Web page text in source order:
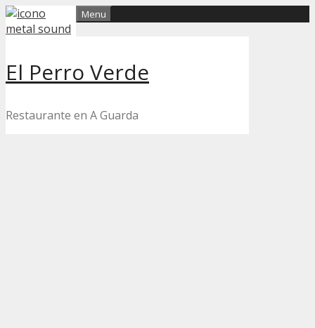
Skip
to
El Perro Verde
Restaurante en A Guarda
Menu